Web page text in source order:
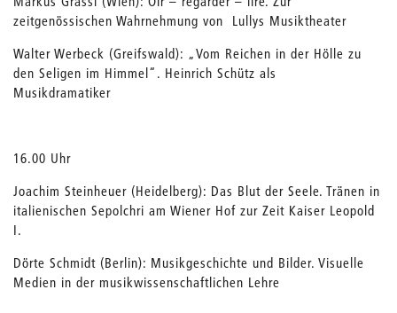
zeitgenössischen Wahrnehmung von Lullys Musiktheater
Walter Werbeck (Greifswald): „Vom Reichen in der Hölle zu
den Seligen im Himmel“. Heinrich Schütz als
Musikdramatiker
16.00 Uhr
Joachim Steinheuer (Heidelberg): Das Blut der Seele. Tränen in
italienischen Sepolchri am Wiener Hof zur Zeit Kaiser Leopold
I.
Dörte Schmidt (Berlin): Musikgeschichte und Bilder. Visuelle
Medien in der musikwissenschaftlichen Lehre